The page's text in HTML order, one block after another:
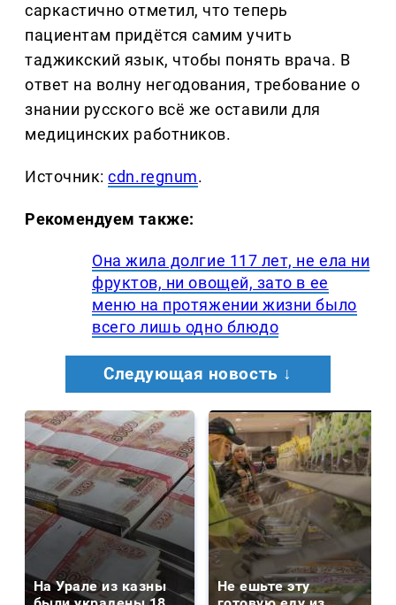
саркастично отметил, что теперь
пациентам придётся самим учить
таджикский язык, чтобы понять врача. В
ответ на волну негодования, требование о
знании русского всё же оставили для
медицинских работников.
Источник:cdn.regnum.
Рекомендуем также:
Она жила долгие 117 лет, не ела ни
фруктов, ни овощей, зато в ее
меню на протяжении жизни было
всего лишь одно блюдо
Следующая новость ↓
На Урале из казны
Не ешьте эту